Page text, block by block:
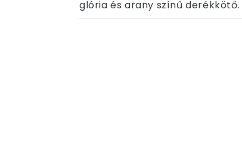
glória és arany színű derékkötő.